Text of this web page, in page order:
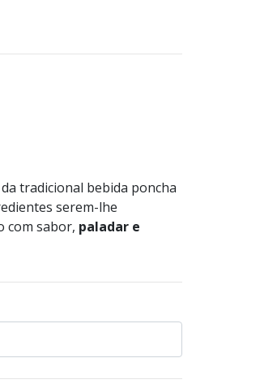
tradicional bebida poncha
serem-lhe
com sabor, paladar e